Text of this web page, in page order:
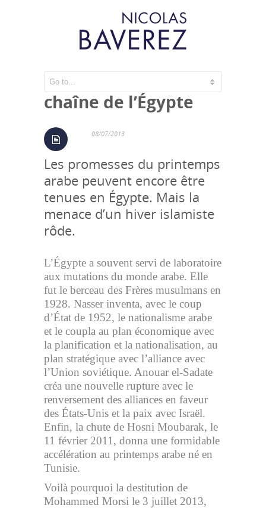
Les révolutions en
chaîne de l’Égypte
08/07/2013
Les promesses du printemps
arabe peuvent encore être
tenues en Égypte. Mais la
menace d’un hiver islamiste
rôde.
L’Égypte a souvent servi de laboratoire
aux mutations du monde arabe. Elle
fut le berceau des Frères musulmans en
1928. Nasser inventa, avec le coup
d’État de 1952, le nationalisme arabe
et le coupla au plan économique avec
la planification et la nationalisation, au
plan stratégique avec l’alliance avec
l’Union soviétique. Anouar el-Sadate
créa une nouvelle rupture avec le
renversement des alliances en faveur
des États-Unis et la paix avec Israël.
Enfin, la chute de Hosni Moubarak, le
11 février 2011, donna une formidable
accélération au printemps arabe né en
Tunisie.
Voilà pourquoi la destitution de
Mohammed Morsi le 3 juillet 2013,